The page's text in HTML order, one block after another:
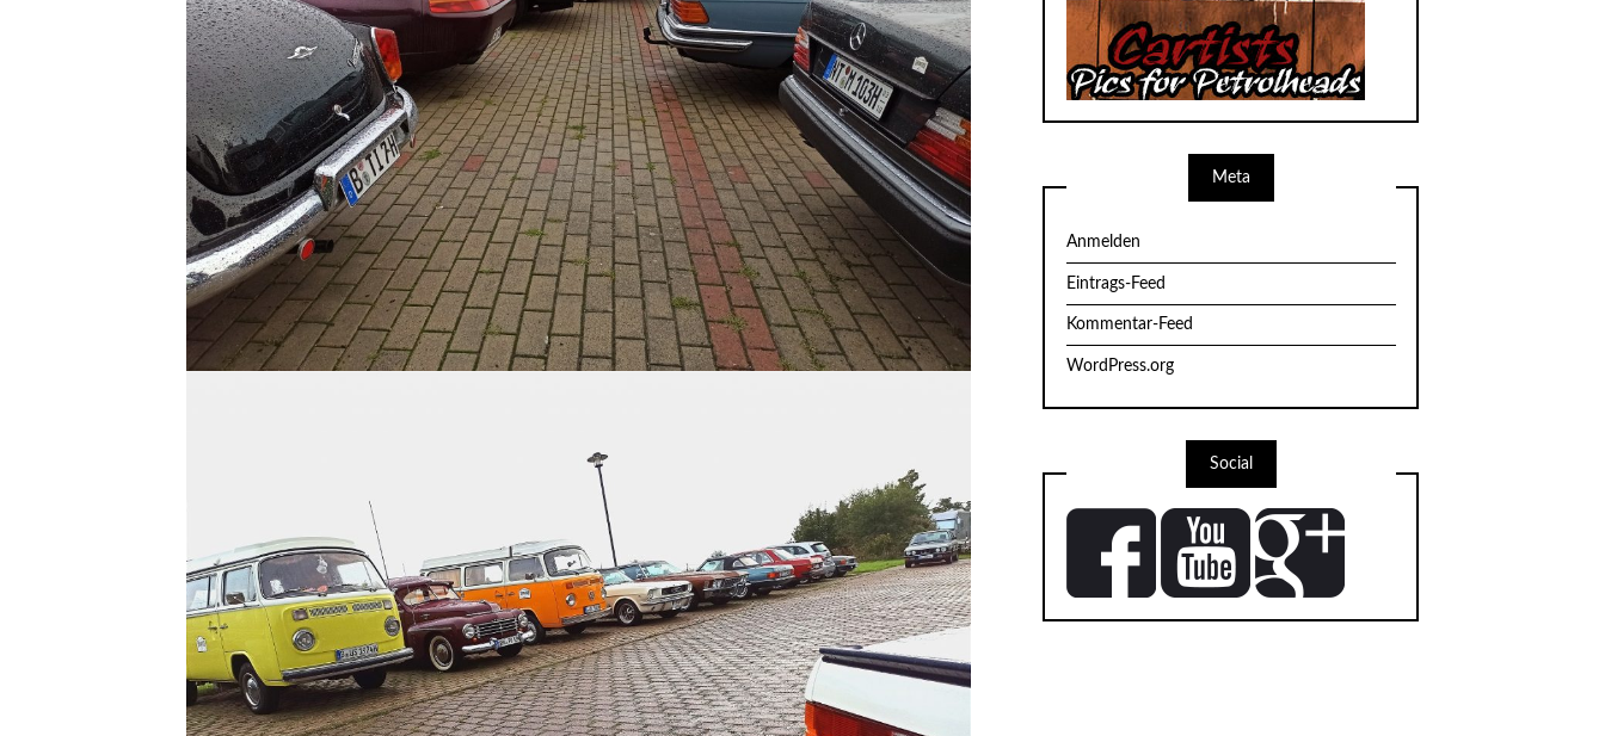
Meta
Anmelden
Eintrags-Feed
Kommentar-Feed
WordPress.org
Social